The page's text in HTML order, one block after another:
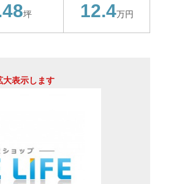
坪 12.4万円
表示します